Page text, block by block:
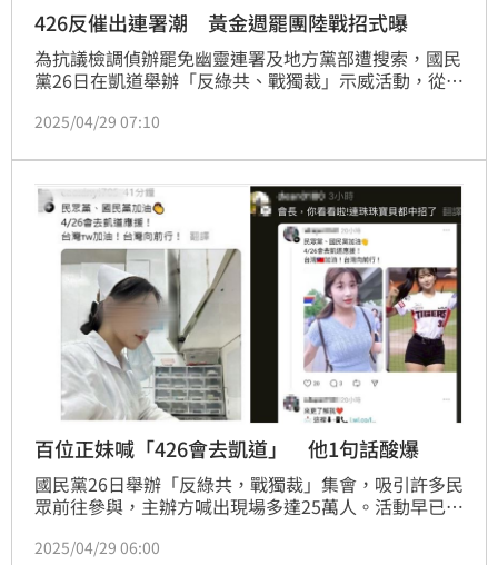
426反催出連署潮 黃金週罷團陸戰招式曝
為抗議檢調偵辦罷免幽靈連署及地方黨部遭搜索，國民
黨26日在凱道舉辦「反綠共、戰獨裁」示威活動，從全
發言，民眾黨主席黃國昌也率公職人員相挺。26日也是
凱道集會，呼籲民眾「是不是一直想連署又怕被看
見？」希望趁反罷者北上集會，在地方多爭取幾份連署
書。
2025/04/29 07:10
百位正妹喊「426會去凱道」 他1句話酸爆
國民黨26日舉辦「反綠共，戰獨裁」集會，吸引許多民
眾前往參與，主辦方喊出現場多達25萬人。活動早已落
現，大批正妹網軍瘋狂洗版，發文應援稱「4/26會去凱
2025/04/29 06:00